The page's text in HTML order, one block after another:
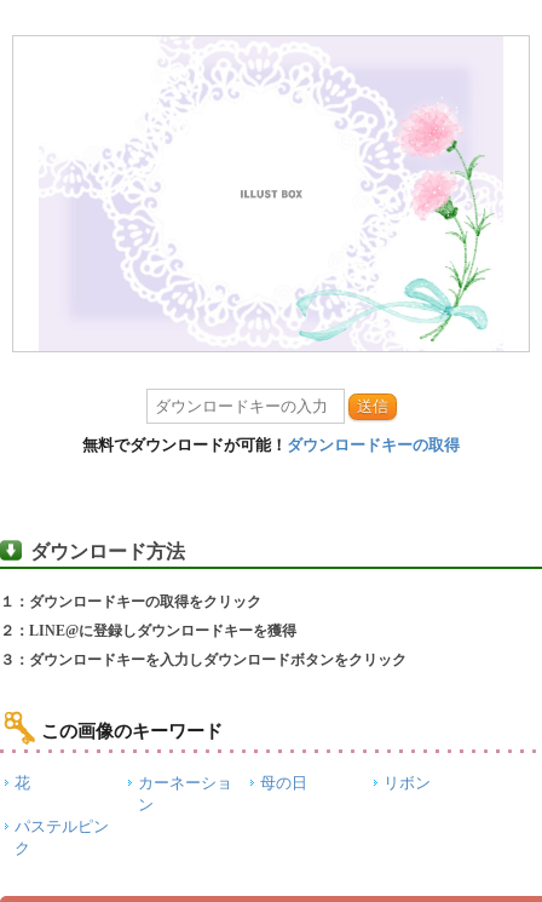
送信
無料でダウンロードが可能！ ダウンロードキーの取得
ダウンロード方法
１：ダウンロードキーの取得をクリック
２：LINE@に登録しダウンロードキーを獲得
３：ダウンロードキーを入力しダウンロードボタンをクリック
この画像のキーワード
花
カーネーショ
ン
母の日 リボン
パステルピン
ク